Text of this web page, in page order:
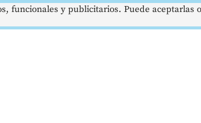
funcionales y publicitarios. Puede aceptarlas